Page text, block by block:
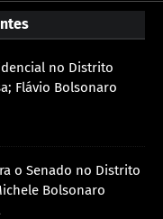
no Distrito
Flávio Bolsonaro
o Senado no Distrito
Bolsonaro